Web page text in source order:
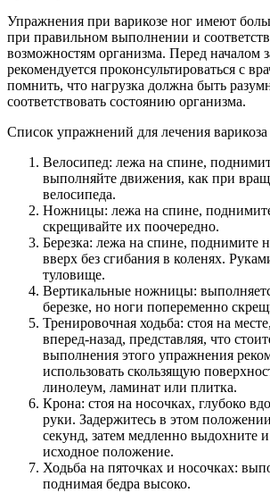
Упражнения при варикозе ног имеют
при правильном выполнении и
возможностям организма. Перед началом
рекомендуется проконсультироваться с
помнить, что нагрузка должна быть
соответствовать состоянию организма.
Список упражнений для лечения
Велосипед: лежа на спине,
выполняйте движения, как при
велосипеда.
Ножницы: лежа на спине,
скрещивайте их поочередно.
Березка: лежа на спине, поднимите
вверх без сгибания в коленях.
туловище.
Вертикальные ножницы:
березке, но ноги попеременно
Тренировочная ходьба: стоя на
вперед-назад, представляя, что
выполнения этого упражнения
использовать скользящую
линолеум, ламинат или плитка.
Крона: стоя на носочках, глубоко
руки. Задержитесь в этом
секунд, затем медленно выдохните
исходное положение.
Ходьба на пяточках и носочках:
поднимая бедра высоко.